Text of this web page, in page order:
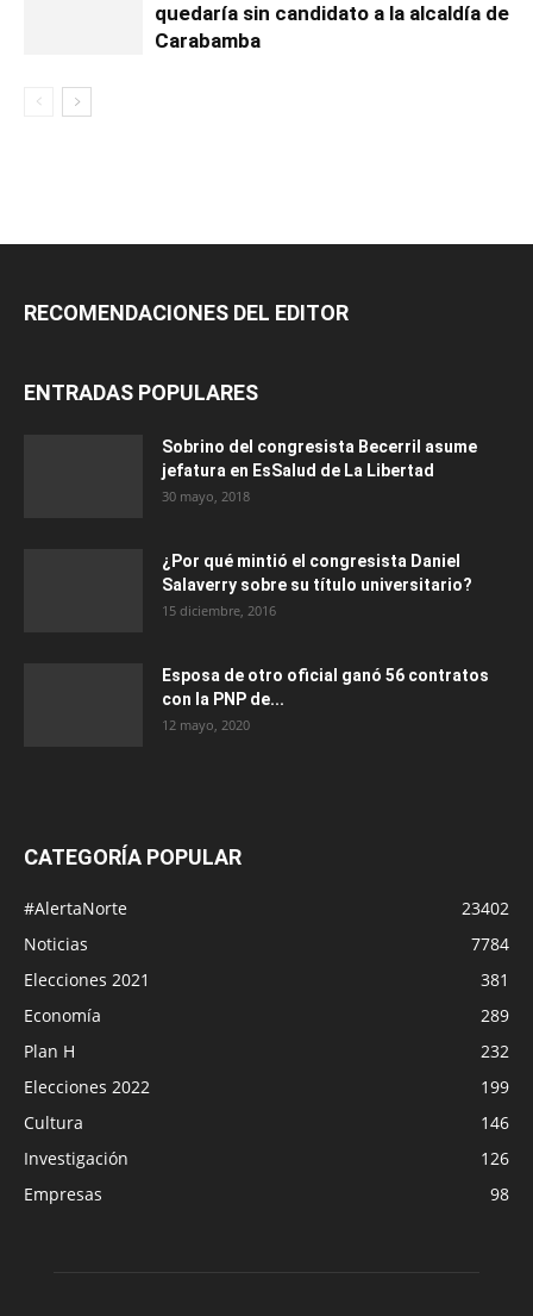
quedaría sin candidato a la alcaldía de
Carabamba
RECOMENDACIONES DEL EDITOR
ENTRADAS POPULARES
Sobrino del congresista Becerril asume
jefatura en EsSalud de La Libertad
30 mayo, 2018
¿Por qué mintió el congresista Daniel
Salaverry sobre su título universitario?
15 diciembre, 2016
Esposa de otro oficial ganó 56 contratos
con la PNP de...
12 mayo, 2020
CATEGORÍA POPULAR
#AlertaNorte
23402
Noticias
7784
Elecciones 2021
381
Economía
289
Plan H
232
Elecciones 2022
199
Cultura
146
Investigación
126
Empresas
98